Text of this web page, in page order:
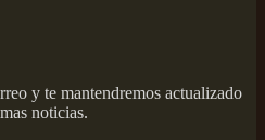
y te mantendremos actualizado
noticias.